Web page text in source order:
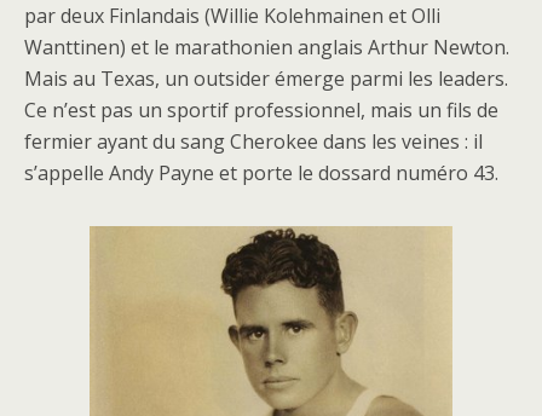
par deux Finlandais (Willie Kolehmainen et Olli
Wanttinen) et le marathonien anglais Arthur Newton.
Mais au Texas, un outsider émerge parmi les leaders.
Ce n’est pas un sportif professionnel, mais un fils de
fermier ayant du sang Cherokee dans les veines : il
s’appelle Andy Payne et porte le dossard numéro 43.